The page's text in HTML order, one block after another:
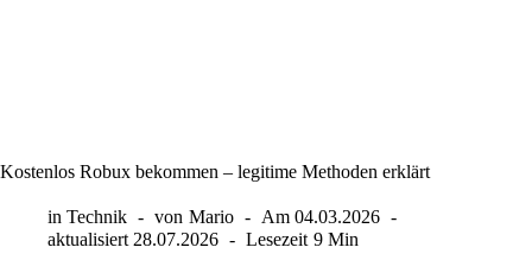
Kostenlos Robux bekommen – legitime Methoden erklärt
in Technik von Mario Am 04.03.2026
aktualisiert 28.07.2026 Lesezeit 9 Min